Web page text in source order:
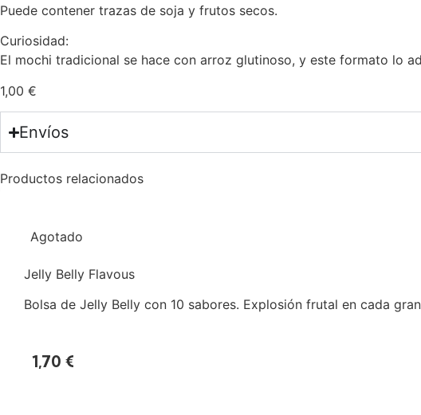
Puede contener trazas de soja y frutos secos.
Curiosidad:
El mochi tradicional se hace con arroz glutinoso, y este formato lo
1,00 €
Envíos
Productos relacionados
Agotado
Jelly Belly Flavous
Bolsa de Jelly Belly con 10 sabores. Explosión frutal en cada
1,70 €